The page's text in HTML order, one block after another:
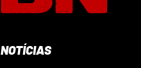
NOTÍCIAS